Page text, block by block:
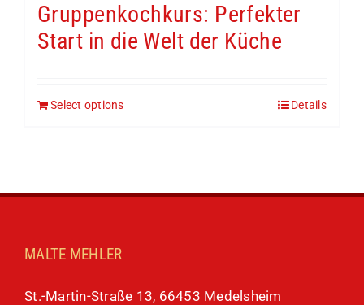
Gruppenkochkurs: Perfekter
Start in die Welt der Küche
Select options Details
MALTE MEHLER
St.-Martin-Straße 13, 66453 Medelsheim